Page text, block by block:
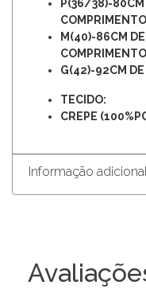
P(36/38)-80CM
COMPRIMENTO
M(40)-86CM
COMPRIMENTO
G(42)-92CM
TECIDO:
CREPE (
Informação